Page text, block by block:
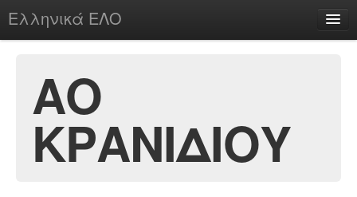
Ελληνικά ΕΛΟ
chesstu.be @ discord
Login
ΑΟ
ΚΡΑΝΙΔΙΟΥ